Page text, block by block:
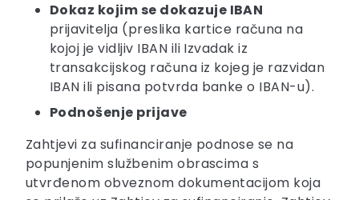
Dokaz kojim se dokazuje IBAN
prijavitelja (preslika kartice računa na
kojoj je vidljiv IBAN ili Izvadak iz
transakcijskog računa iz kojeg je razvidan
IBAN ili pisana potvrda banke o IBAN-u).
Podnošenje prijave
Zahtjevi za sufinanciranje podnose se na
popunjenim službenim obrascima s
utvrđenom obveznom dokumentacijom koja